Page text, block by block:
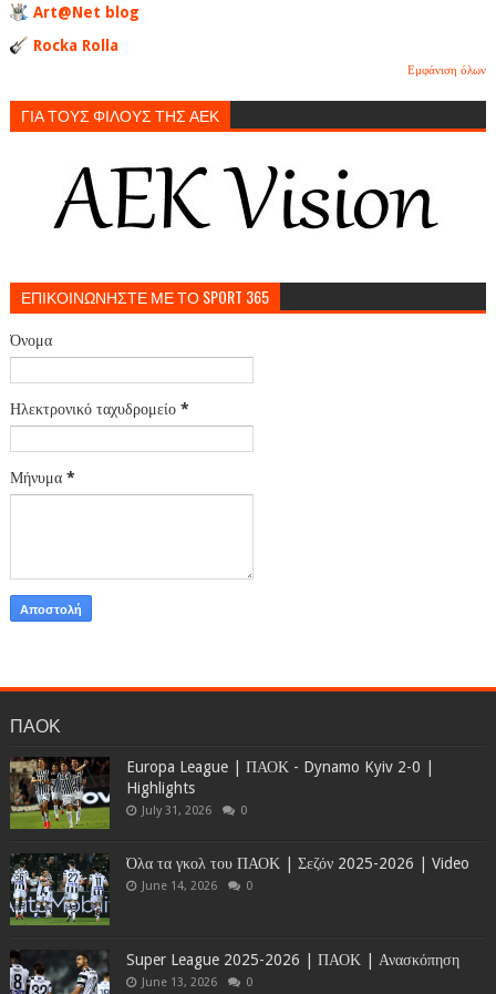
Art@Net blog
Rocka Rolla
Εμφάνιση όλων
ΓΙΑ ΤΟΥΣ ΦΙΛΟΥΣ ΤΗΣ ΑΕΚ
ΕΠΙΚΟΙΝΩΝΗΣΤΕ ΜΕ ΤΟ SPORT 365
Όνομα
Ηλεκτρονικό ταχυδρομείο *
Μήνυμα *
ΠΑΟΚ
Europa League | ΠΑΟΚ - Dynamo Kyiv 2-0 |
Highlights
July 31, 2026 0
Όλα τα γκολ του ΠΑΟΚ | Σεζόν 2025-2026 | Video
June 14, 2026 0
Super League 2025-2026 | ΠΑΟΚ | Ανασκόπηση
June 13, 2026 0